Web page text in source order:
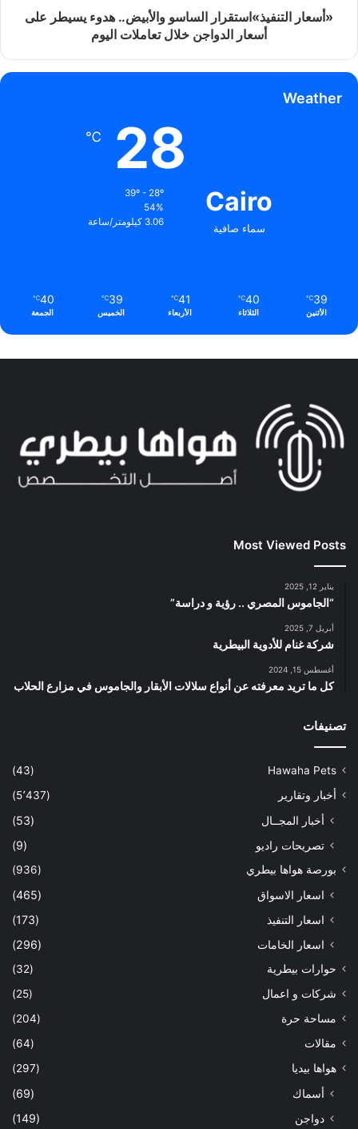
«أسعار التنفيذ»استقرار الساسو والأبيض.. هدوء يسيطر على
أسعار الدواجن خلال تعاملات اليوم
Weather
Cairo
سماء صافية
28
℃
54%
3.06 كيلومتر/ساعة
39
℃
الأثنين
40
℃
الثلاثاء
41
℃
الأربعاء
39
℃
الخميس
40
℃
الجمعة
Most Viewed Posts
يناير 12, 2025
“الجاموس المصري .. رؤية و دراسة”
أبريل 7, 2025
شركة غنام للأدوية البيطرية
أغسطس 15, 2024
كل ما تريد معرفته عن أنواع سلالات الأبقار والجاموس في مزارع الحلاب
تصنيفات
Hawaha Pets
(43)
أخبار وتقارير
(5٬437)
أخبار المجــال
(53)
تصريحات راديو
(9)
بورصة هواها بيطري (936)
اسعار الاسواق
(465)
اسعار التنفيذ
(173)
اسعار الخامات
(296)
حوارات بيطرية
(32)
شركات و اعمال
(25)
مساحة حرة
(204)
مقالات
(64)
هواها بيديا
(297)
أسماك
(69)
دواجن
(149)